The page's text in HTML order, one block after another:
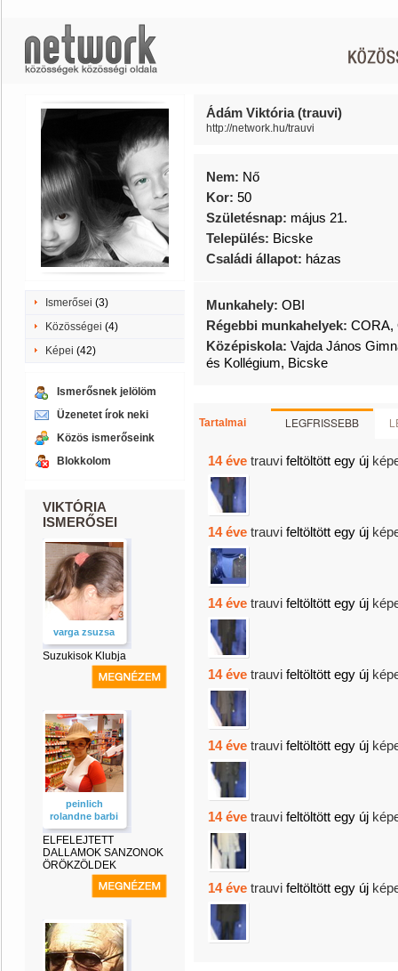
Ismerősei (3)
Közösségei (4)
Képei (42)
Ismerősnek jelölöm
Üzenetet írok neki
Közös ismerőseink
Blokkolom
VIKTÓRIA
ISMERŐSEI
varga zsuzsa
Suzukisok Klubja
peinlich
rolandne barbi
ELFELEJTETT
DALLAMOK SANZONOK
ÖRÖKZÖLDEK
Ádám Viktória (trauvi)
http://network.hu/trauvi
Nem: Nő
Kor: 50
Születésnap: május 21.
Település: Bicske
Családi állapot: házas
Munkahely: OBI
Régebbi munkahelyek: CORA,
Középiskola: Vajda János
és Kollégium, Bicske
Tartalmai LEGFRISSEBB
14 éve trauvi feltöltött egy új
14 éve trauvi feltöltött egy új
14 éve trauvi feltöltött egy új
14 éve trauvi feltöltött egy új
14 éve trauvi feltöltött egy új
14 éve trauvi feltöltött egy új
14 éve trauvi feltöltött egy új